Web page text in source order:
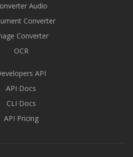
Audio
Converter
Converter
OCR
API
API Docs
CLI Docs
API Pricing